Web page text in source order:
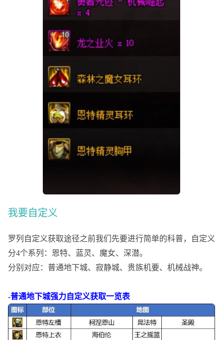
我要自定义
罗列自定义获取途径之前我们先要进行简单的科普，自定义
分4个系列：恩特、蓝灵、魔女、深潜。
分别对应：普通地下城、寂静城、贵族机要、机械战神。
-普通地下城强力自定义获取一览表